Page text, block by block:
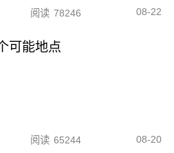
阅读 78246 08-22
可能地点
阅读 65244 08-20